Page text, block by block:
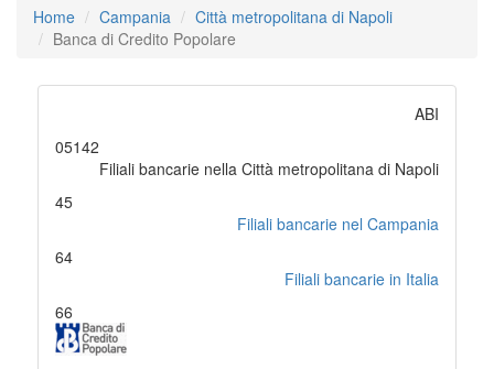
Home Campania
Città metropolitana di Napoli
Banca di Credito Popolare
ABI
05142
Filiali bancarie nella Città metropolitana di Napoli
45
Filiali bancarie nel Campania
64
Filiali bancarie in Italia
66